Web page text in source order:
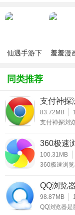
2..等待安装完成即
仙遇手游下
羞羞漫
同类推荐
支付神探
83.72MB
支付神探浏
宝提供的支
安全进行付
行数据对接
普通浏览器
360极速
100.31MB
360极速浏
Chromium
安全特性及
Chromium开
地融入国内
QQ浏览
98.87MB
QQ浏览器是